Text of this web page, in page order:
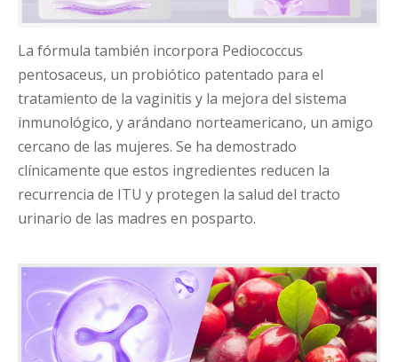
La fórmula también incorpora Pediococcus
pentosaceus, un probiótico patentado para el
tratamiento de la vaginitis y la mejora del sistema
inmunológico, y arándano norteamericano, un amigo
cercano de las mujeres. Se ha demostrado
clínicamente que estos ingredientes reducen la
recurrencia de ITU y protegen la salud del tracto
urinario de las madres en posparto.